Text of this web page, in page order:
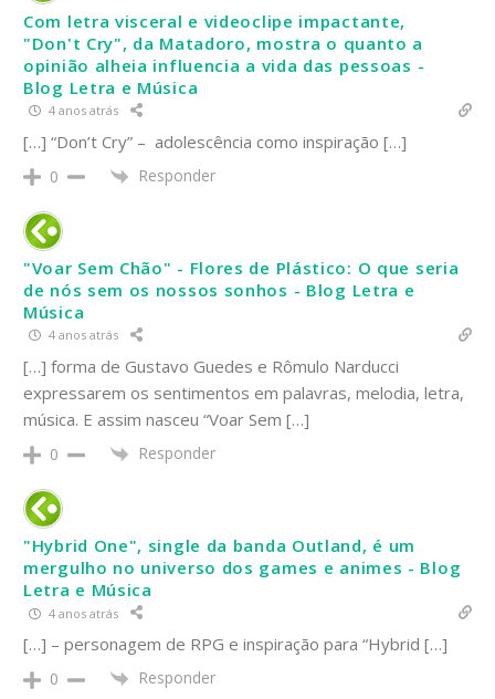
Com letra visceral e videoclipe impactante,
"Don't Cry", da Matadoro, mostra o quanto a
opinião alheia influencia a vida das pessoas -
Blog Letra e Música
4 anos atrás
[…] “Don’t Cry” – adolescência como inspiração […]
0 Responder
"Voar Sem Chão" - Flores de Plástico: O que seria
de nós sem os nossos sonhos - Blog Letra e
Música
4 anos atrás
[…] forma de Gustavo Guedes e Rômulo Narducci
expressarem os sentimentos em palavras, melodia, letra,
música. E assim nasceu “Voar Sem […]
0 Responder
"Hybrid One", single da banda Outland, é um
mergulho no universo dos games e animes - Blog
Letra e Música
4 anos atrás
[…] – personagem de RPG e inspiração para “Hybrid […]
0 Responder